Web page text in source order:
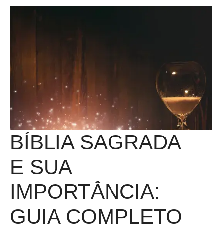
BÍBLIA SAGRADA
E SUA
IMPORTÂNCIA:
GUIA COMPLETO